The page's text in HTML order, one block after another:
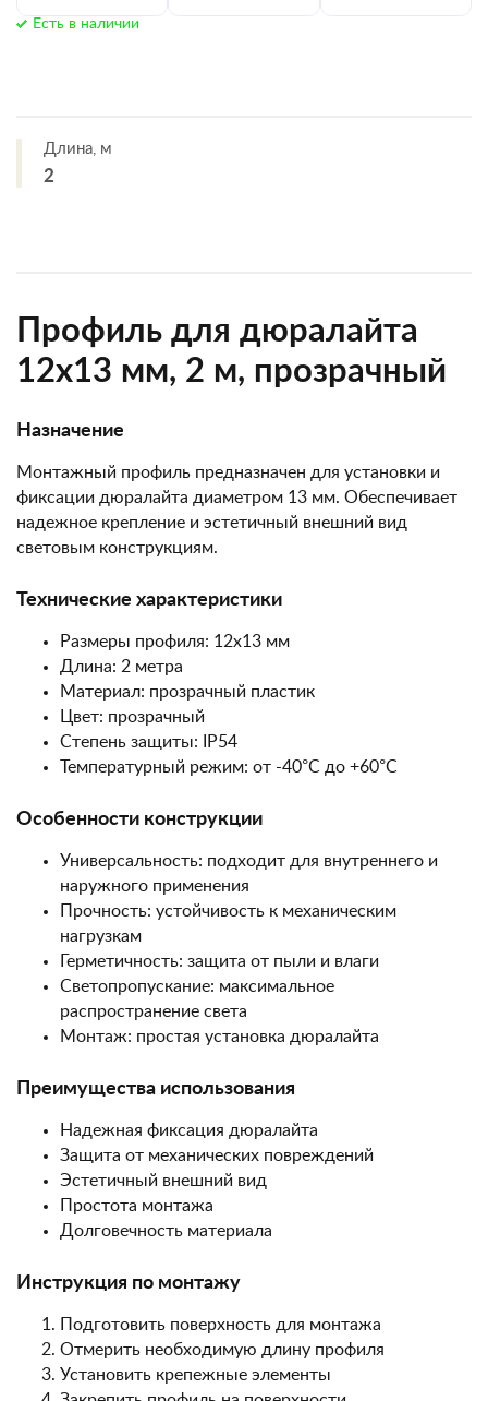
Есть в наличии
Длина, м
2
Профиль для дюралайта
12х13 мм, 2 м, прозрачный
Назначение
Монтажный профиль предназначен для установки и
фиксации дюралайта диаметром 13 мм. Обеспечивает
надежное крепление и эстетичный внешний вид
световым конструкциям.
Технические характеристики
Размеры профиля: 12х13 мм
Длина: 2 метра
Материал: прозрачный пластик
Цвет: прозрачный
Степень защиты: IP54
Температурный режим: от -40°C до +60°C
Особенности конструкции
Универсальность: подходит для внутреннего и
наружного применения
Прочность: устойчивость к механическим
нагрузкам
Герметичность: защита от пыли и влаги
Светопропускание: максимальное
распространение света
Монтаж: простая установка дюралайта
Преимущества использования
Надежная фиксация дюралайта
Защита от механических повреждений
Эстетичный внешний вид
Простота монтажа
Долговечность материала
Инструкция по монтажу
Подготовить поверхность для монтажа
Отмерить необходимую длину профиля
Установить крепежные элементы